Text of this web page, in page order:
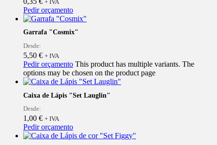
+ IVA
Pedir orçamento
Garrafa "Cosmix"
Desde:
5,50 € + IVA
Pedir orçamento This product has multiple variants. The
options may be chosen on the product page
Caixa de Lápis "Set Lauglin"
Desde:
1,00 € + IVA
Pedir orçamento